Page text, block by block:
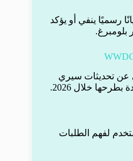
رسميًا ينفي أو يؤكد
بلومبرغ.
عن تحديثات سيري
لفهم الطلبات